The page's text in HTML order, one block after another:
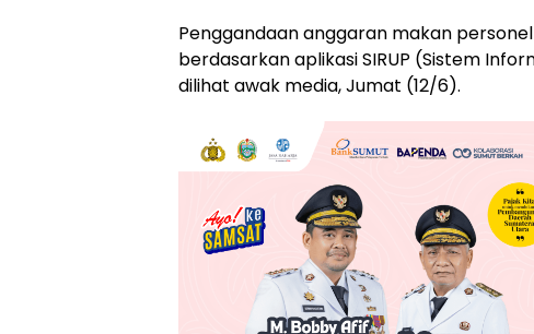
Penggandaan anggaran makan
berdasarkan aplikasi SIRUP (Sistem
dilihat awak media, Jumat (12/6).